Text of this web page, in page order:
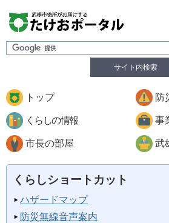
サイト内検索
トップ 防
くらしの情報 事
市長の部屋 武
くらしショートカット
ハザードマップ
防災無線音声案内